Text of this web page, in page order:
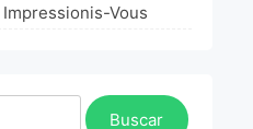
Vous